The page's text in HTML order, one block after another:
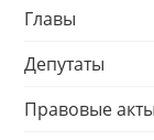
Главы
Депутаты
Правовые акты